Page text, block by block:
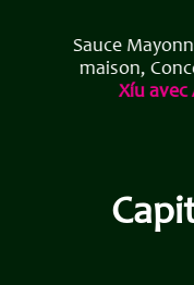
Sauce
maison,
Xíu avec